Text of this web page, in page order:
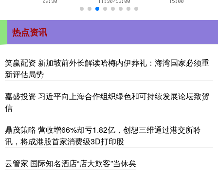
热点资讯
笑赢配资 新加坡前外长解读哈梅内伊葬礼：海湾国家必须重
新评估局势
嘉盛投资 习近平向上海合作组织绿色和可持续发展论坛致贺
信
鼎茂策略 营收增66%却亏1.82亿，创想三维通过港交所聆
讯，将成港股首家消费级3D打印股
云管家 国际知名酒店“店大欺客”当休矣